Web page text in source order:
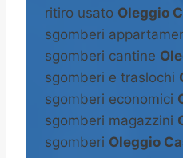
ritiro usato Oleggio
sgomberi
sgomberi cantine
sgomberi e traslochi
sgomberi economici
sgomberi magazzini
sgomberi Oleggio